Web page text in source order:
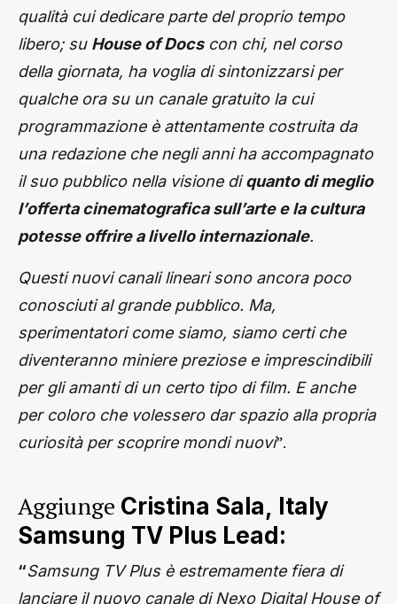
qualità cui dedicare parte del proprio tempo
libero; su House of Docscon chi, nel corso
della giornata, ha voglia di sintonizzarsi per
qualche ora su un canale gratuito la cui
programmazione è attentamente costruita da
una redazione che negli anni ha accompagnato
il suo pubblico nella visione diquanto di meglio
l’offerta cinematografica sull’arte e la cultura
potesse offrire a livello internazionale.
Questi nuovi canali lineari sono ancora poco
conosciuti al grande pubblico. Ma,
sperimentatori come siamo, siamo certi che
diventeranno miniere preziose e imprescindibili
per gli amanti di un certo tipo di film. E anche
per coloro che volessero dar spazio alla propria
curiosità per scoprire mondi nuovi”.
Aggiunge Cristina Sala, Italy
Samsung TV Plus Lead:
“Samsung TV Plus è estremamente fiera di
lanciare il nuovo canale di Nexo Digital House of